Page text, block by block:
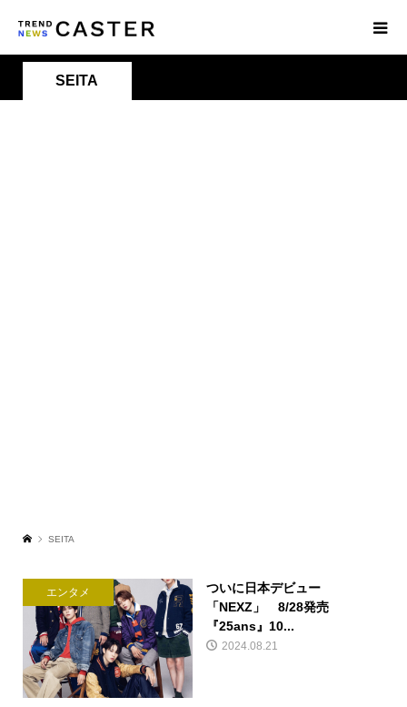
SEITA
SEITA
エンタメ
ついに日本デビュー
「NEXZ」 8/28発売
『25ans』10...
2024.08.21